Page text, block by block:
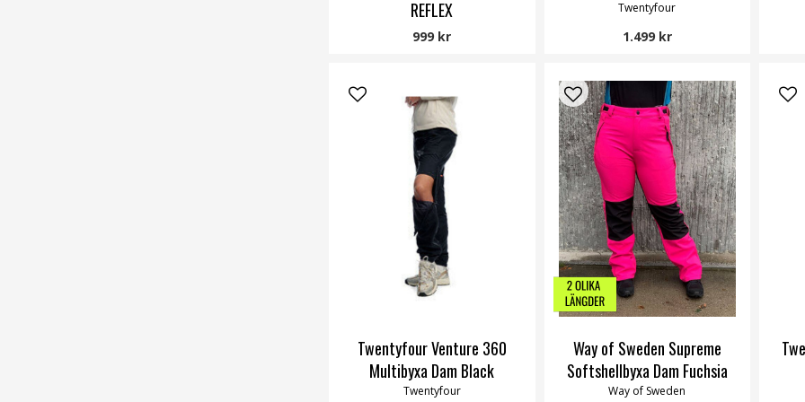
REFLEX
Way of Sweden
999 kr
Twentyfour
1.499 kr
Twentyfour Venture 360
Multibyxa Dam Black
Twentyfour
Way of Sweden Supreme
Softshellbyxa Dam Fuchsia
Way of Sweden